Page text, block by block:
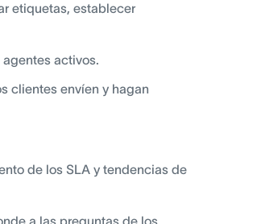
etiquetas, establecer
activos.
clientes envíen y hagan
de los SLA y tendencias de